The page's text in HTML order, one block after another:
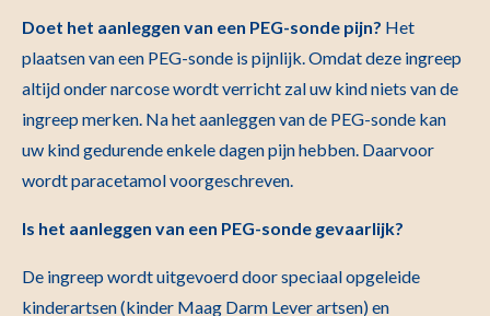
Doet het aanleggen van een PEG-sonde pijn? Het
plaatsen van een PEG-sonde is pijnlijk. Omdat deze ingreep
altijd onder narcose wordt verricht zal uw kind niets van de
ingreep merken. Na het aanleggen van de PEG-sonde kan
uw kind gedurende enkele dagen pijn hebben. Daarvoor
wordt paracetamol voorgeschreven.
Is het aanleggen van een PEG-sonde gevaarlijk?
De ingreep wordt uitgevoerd door speciaal opgeleide
kinderartsen (kinder Maag Darm Lever artsen) en